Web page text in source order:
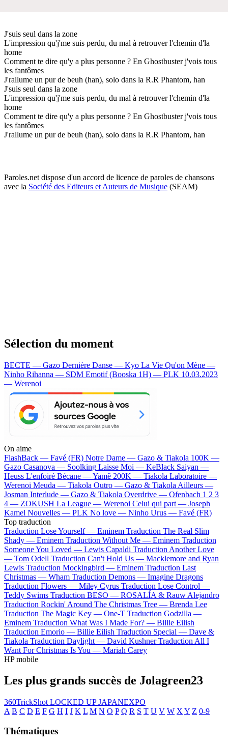
J'suis seul dans la zone
L'impression qu'j'me suis perdu, du mal à retrouver l'chemin d'la
home
Comment te dire qu'y a plus personne ? En Ghostbuster j'vois tous
les fantômes
J'rallume un pur de beuh (han), solo dans la R.R Phantom, han
J'suis seul dans la zone
L'impression qu'j'me suis perdu, du mal à retrouver l'chemin d'la
home
Comment te dire qu'y a plus personne ? En Ghostbuster j'vois tous
les fantômes
J'rallume un pur de beuh (han), solo dans la R.R Phantom, han
Paroles.net dispose d'un accord de licence de paroles de chansons
avec la Société des Editeurs et Auteurs de Musique (SEAM)
Sélection du moment
BECTE — Gazo Dernière Danse — Kyo La Vie Qu'on Mène —
Ninho Rihanna — SDM Emotif (Booska 1H) — PLK 10.03.2023
— Werenoi
On aime
FlashBack — Favé (FR) Notre Dame — Gazo & Tiakola 100K —
Gazo Casanova — Soolking Laisse Moi — KeBlack Saiyan —
Heuss L'enfoiré Bécane —Yamê 200K — Tiakola Laboratoire —
Werenoi Meuda — Tiakola Outro — Gazo & Tiakola Ailleurs —
Josman Interlude — Gazo & Tiakola Overdrive — Ofenbach 1 2 3
4 — ZOKUSH La League — Werenoi Celui qui part — Joseph
Kamel Nouvelles — PLK No love — Ninho Urus — Favé (FR)
Top traduction
Traduction Lose Yourself — Eminem Traduction The Real Slim
Shady — Eminem Traduction Without Me — Eminem Traduction
Someone You Loved — Lewis Capaldi Traduction Another Love
— Tom Odell Traduction Can't Hold Us — Macklemore and Ryan
Lewis Traduction Mockingbird — Eminem Traduction Last
Christmas — Wham Traduction Demons — Imagine Dragons
Traduction Flowers — Miley Cyrus Traduction Lose Control —
Teddy Swims Traduction BESO — ROSALÍA & Rauw Alejandro
Traduction Rockin' Around The Christmas Tree — Brenda Lee
Traduction The Magic Key — One-T Traduction Godzilla —
Eminem Traduction What Was I Made For? — Billie Eilish
Traduction Emorio — Billie Eilish Traduction Special — Dave &
Tiakola Traduction Daylight — David Kushner Traduction All I
Want For Christmas Is You — Mariah Carey
HP mobile
Les plus grands succès de Jolagreen23
360TrickShot LOCKED UPJAPANEXPO
A B C D E F G H I J K L M N O P Q R S T U V W X Y Z 0-9
Thématiques